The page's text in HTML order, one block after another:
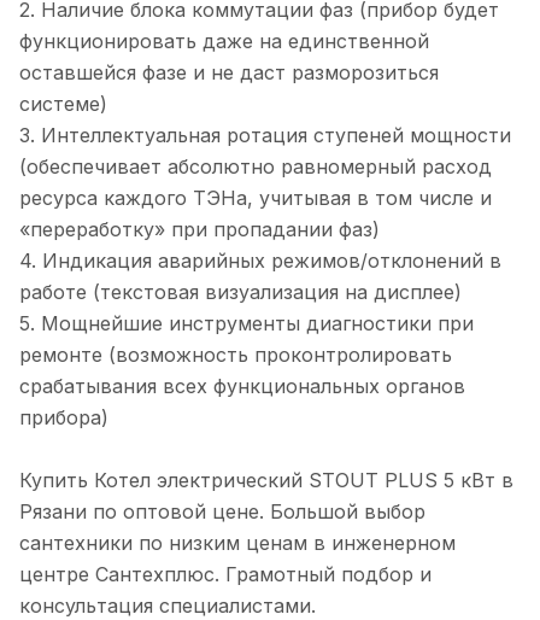
2. Наличие блока коммутации фаз (прибор будет
функционировать даже на единственной
оставшейся фазе и не даст разморозиться
системе)
3. Интеллектуальная ротация ступеней мощности
(обеспечивает абсолютно равномерный расход
ресурса каждого ТЭНа, учитывая в том числе и
«переработку» при пропадании фаз)
4. Индикация аварийных режимов/отклонений в
работе (текстовая визуализация на дисплее)
5. Мощнейшие инструменты диагностики при
ремонте (возможность проконтролировать
срабатывания всех функциональных органов
прибора)
Купить Котел электрический STOUT PLUS 5 кВт в
Рязани по оптовой цене. Большой выбор
сантехники по низким ценам в инженерном
центре Сантехплюс. Грамотный подбор и
консультация специалистами.